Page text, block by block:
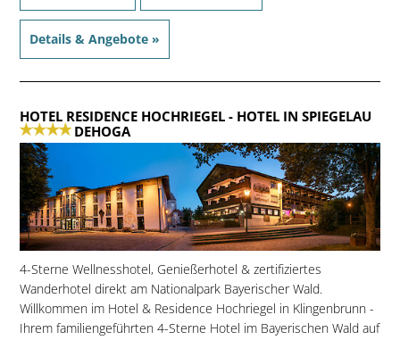
Details & Angebote »
HOTEL RESIDENCE HOCHRIEGEL- HOTEL IN SPIEGELAU
DEHOGA
4-Sterne Wellnesshotel, Genießerhotel & zertifiziertes
Wanderhotel direkt am Nationalpark Bayerischer Wald.
Willkommen im Hotel & Residence Hochriegel in Klingenbrunn -
Ihrem familiengeführten 4-Sterne Hotel im Bayerischen Wald auf